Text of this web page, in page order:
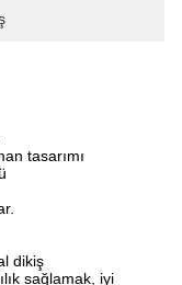
tasarımı
dikiş
sağlamak, iyi